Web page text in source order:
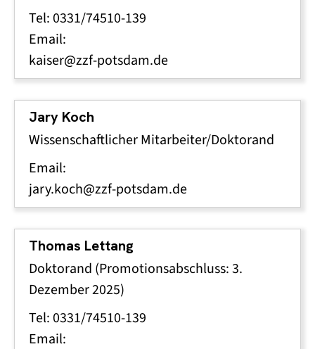
Tel: 0331/74510-139
Email:
kaiser@zzf-potsdam.de
Jary Koch
Wissenschaftlicher Mitarbeiter/Doktorand
Email:
jary.koch@zzf-potsdam.de
Thomas Lettang
Doktorand (Promotionsabschluss: 3.
Dezember 2025)
Tel: 0331/74510-139
Email: